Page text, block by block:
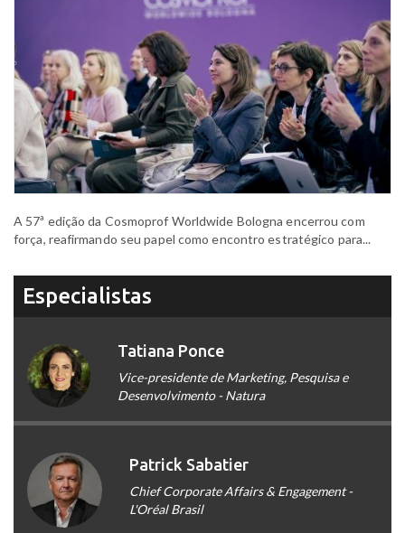
A 57ª edição da Cosmoprof Worldwide Bologna encerrou com
força, reafirmando seu papel como encontro estratégico para...
Especialistas
Tatiana Ponce
Vice-presidente de Marketing, Pesquisa e
Desenvolvimento - Natura
Patrick Sabatier
Chief Corporate Affairs & Engagement -
L'Oréal Brasil